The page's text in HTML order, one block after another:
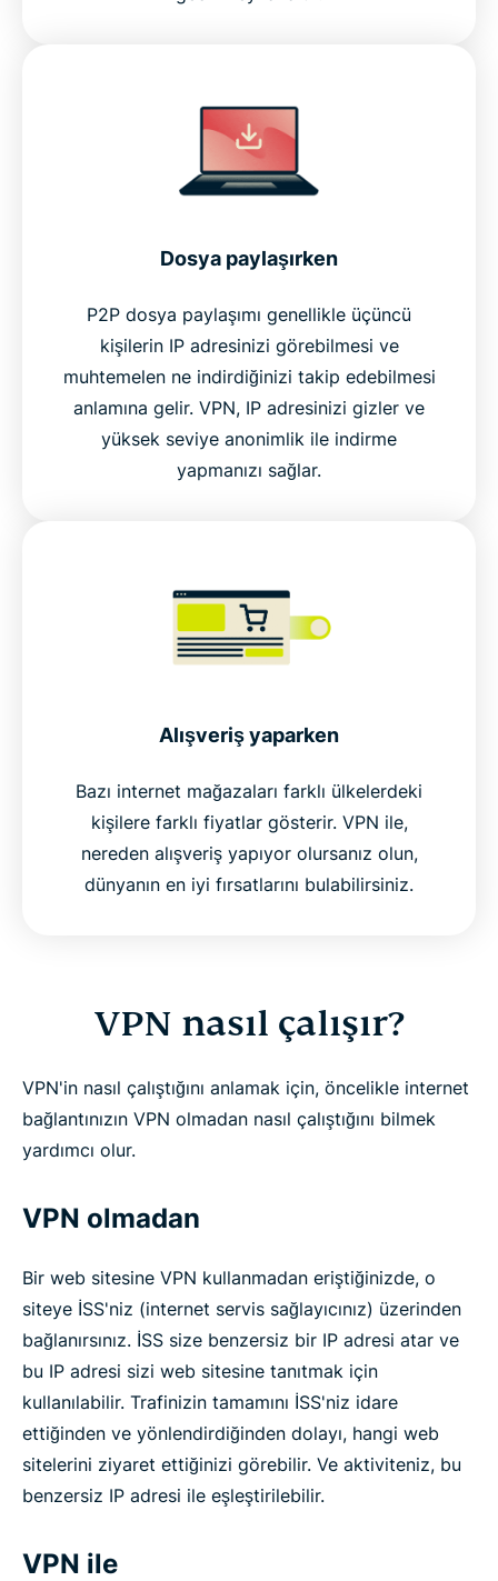
Dosya paylaşırken
P2P dosya paylaşımı genellikle üçüncü
kişilerin IP adresinizi görebilmesi ve
muhtemelen ne indirdiğinizi takip edebilmesi
anlamına gelir. VPN, IP adresinizi gizler ve
yüksek seviye anonimlik ile indirme
yapmanızı sağlar.
Alışveriş yaparken
Bazı internet mağazaları farklı ülkelerdeki
kişilere farklı fiyatlar gösterir. VPN ile,
nereden alışveriş yapıyor olursanız olun,
dünyanın en iyi fırsatlarını bulabilirsiniz.
VPN nasıl çalışır?
VPN'in nasıl çalıştığını anlamak için, öncelikle internet
bağlantınızın VPN olmadan nasıl çalıştığını bilmek
yardımcı olur.
VPN olmadan
Bir web sitesine VPN kullanmadan eriştiğinizde, o
siteye İSS'niz (internet servis sağlayıcınız) üzerinden
bağlanırsınız. İSS size benzersiz bir IP adresi atar ve
bu IP adresi sizi web sitesine tanıtmak için
kullanılabilir. Trafinizin tamamını İSS'niz idare
ettiğinden ve yönlendirdiğinden dolayı, hangi web
sitelerini ziyaret ettiğinizi görebilir. Ve aktiviteniz, bu
benzersiz IP adresi ile eşleştirilebilir.
VPN ile